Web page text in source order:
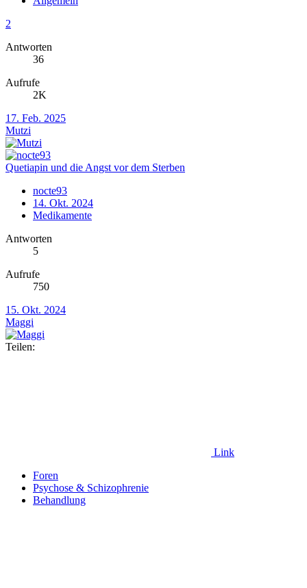
2
Antworten
36
Aufrufe
2K
17. Feb. 2025
Mutzi
Quetiapin und die Angst vor dem Sterben
nocte93
14. Okt. 2024
Medikamente
Antworten
5
Aufrufe
750
15. Okt. 2024
Maggi
Teilen:
Link
Foren
Psychose & Schizophrenie
Behandlung